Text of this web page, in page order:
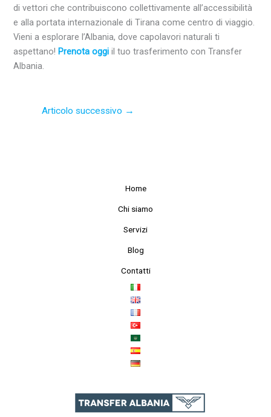
di vettori che contribuiscono collettivamente all’accessibilità
e alla portata internazionale di Tirana come centro di viaggio.
Vieni a esplorare l’Albania, dove capolavori naturali ti
aspettano!Prenota oggi il tuo trasferimento con Transfer
Albania.
Articolo successivo →
Home
Chi siamo
Servizi
Blog
Contatti